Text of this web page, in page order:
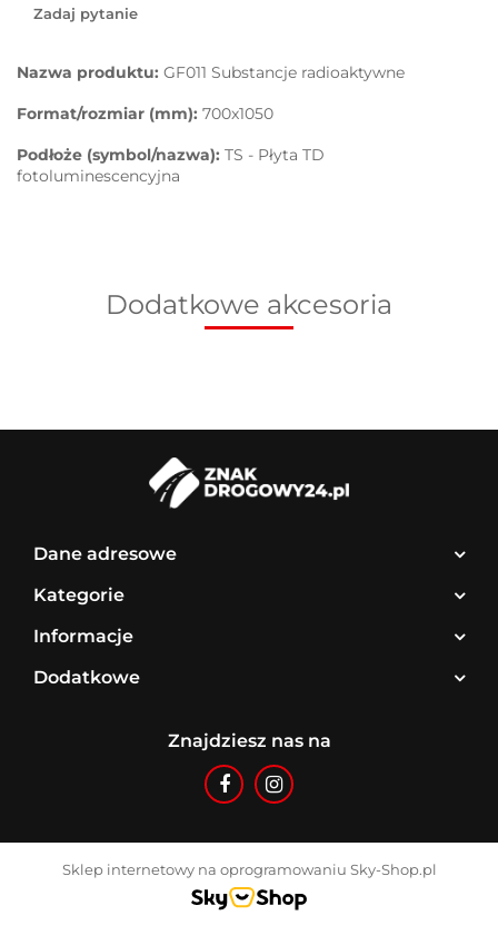
Zadaj pytanie
Nazwa produktu: GF011 Substancje radioaktywne
Format/rozmiar (mm): 700x1050
Podłoże (symbol/nazwa): TS - Płyta TD
fotoluminescencyjna
Dodatkowe akcesoria
Dane adresowe
Kategorie
Informacje
Dodatkowe
Znajdziesz nas na
Sklep internetowy na oprogramowaniu Sky-Shop.pl